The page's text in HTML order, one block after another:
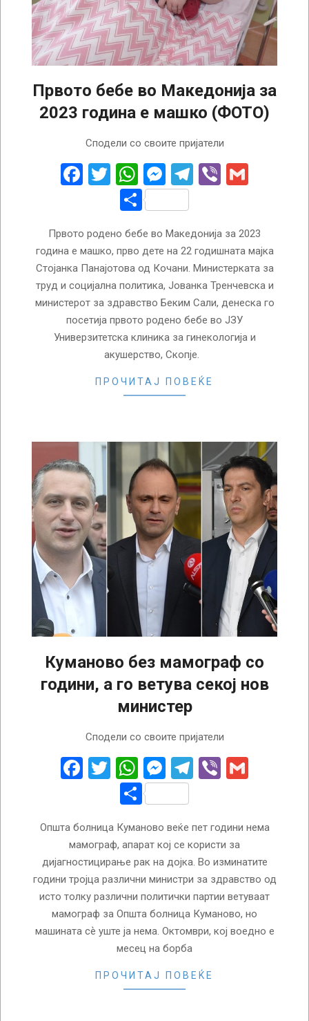
Првото бебе во Македонија за
2023 година е машко (ФОТО)
Сподели со своите пријатели
Facebook
Twitter
WhatsApp
Messenger
Telegram
Viber
Share
Првото родено бебе во Македонија за 2023
година е машко, прво дете на 22 годишната мајка
Стојанка Панајотова од Кочани. Министерката за
труд и социјална политика, Јованка Тренчевска и
министерот за здравство Беким Сали, денеска го
посетија првото родено бебе во ЈЗУ
Универзитетска клиника за гинекологија и
акушерство, Скопје.
ПРОЧИТАЈ ПОВЕЌЕ
Куманово без мамограф со
години, а го ветува секој нов
министер
Сподели со своите пријатели
Facebook
Twitter
WhatsApp
Messenger
Telegram
Viber
Share
Општа болница Куманово веќе пет години нема
мамограф, апарат кој се користи за
дијагностицирање рак на дојка. Во изминатите
години тројца различни министри за здравство од
исто толку различни политички партии ветуваат
мамограф за Општа болница Куманово, но
машината сѐ уште ја нема. Октомври, кој воедно е
месец на борба
ПРОЧИТАЈ ПОВЕЌЕ